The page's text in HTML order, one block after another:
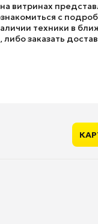
витринах
с
техники в
заказать